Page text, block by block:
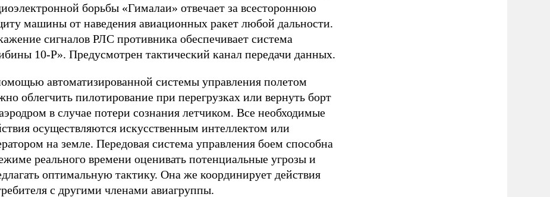
борьбы «Гималаи» отвечает за всестороннюю
машины от наведения авиационных ракет любой дальности.
сигналов РЛС противника обеспечивает система
10-Р». Предусмотрен тактический канал передачи данных.
автоматизированной системы управления полетом
облегчить пилотирование при перегрузках или вернуть борт
в случае потери сознания летчиком. Все необходимые
осуществляются искусственным интеллектом или
на земле. Передовая система управления боем способна
реального времени оценивать потенциальные угрозы и
оптимальную тактику. Она же координирует действия
с другими членами авиагруппы.